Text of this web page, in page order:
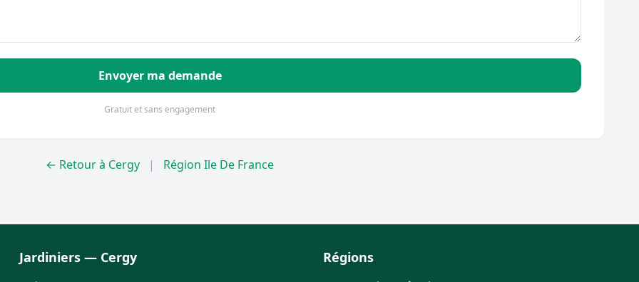
Envoyer ma demande
Gratuit et sans engagement
← Retour à Cergy | Région Ile De France
Jardiniers — Cergy Régions